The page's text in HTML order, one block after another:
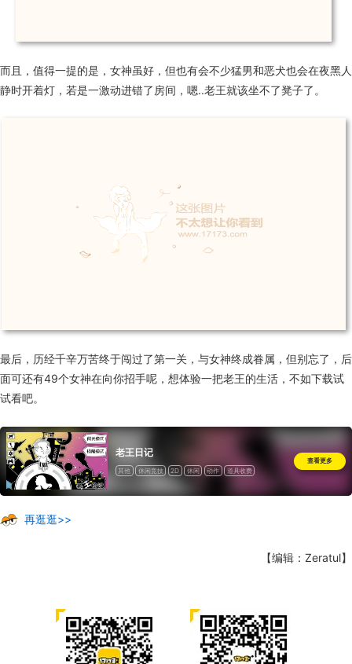
而且，值得一提的是，女神虽好，但也有会不少猛男和恶犬也会在夜黑人
静时开着灯，若是一激动进错了房间，嗯..老王就该坐不了凳子了。
最后，历经千辛万苦终于闯过了第一关，与女神终成眷属，但别忘了，后
面可还有49个女神在向你招手呢，想体验一把老王的生活，不如下载试
试看吧。
老王日记
其他 休闲竞技 2D 休闲 动作 道具收费
查看更多
再逛逛>>
【编辑：Zeratul】